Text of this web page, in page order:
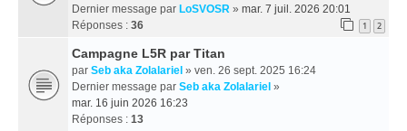
Dernier message par LoSVOSR » mar. 7 juil. 2026 20:01
Réponses : 36 1 2
Campagne L5R par Titan
par Seb aka Zolalariel » ven. 26 sept. 2025 16:24
Dernier message par Seb aka Zolalariel »
mar. 16 juin 2026 16:23
Réponses : 13